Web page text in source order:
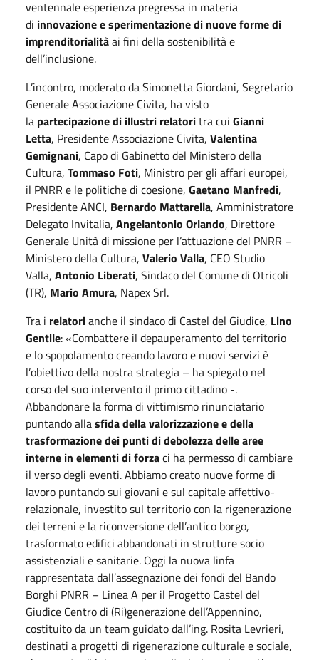
ventennale esperienza pregressa in materia
di innovazione e sperimentazione di nuove forme di
imprenditorialitàai fini della sostenibilità e
dell’inclusione.
L’incontro, moderato da Simonetta Giordani, Segretario
Generale Associazione Civita, ha visto
la partecipazione di illustri relatoritra cui Gianni
Letta, Presidente Associazione Civita, Valentina
Gemignani, Capo di Gabinetto del Ministero della
Cultura, Tommaso Foti, Ministro per gli affari europei,
il PNRR e le politiche di coesione, Gaetano Manfredi,
Presidente ANCI, Bernardo Mattarella, Amministratore
Delegato Invitalia, Angelantonio Orlando, Direttore
Generale Unità di missione per l’attuazione del PNRR –
Ministero della Cultura, Valerio Valla, CEO Studio
Valla, Antonio Liberati, Sindaco del Comune di Otricoli
(TR), Mario Amura, Napex Srl.
Tra i relatorianche il sindaco di Castel del Giudice, Lino
Gentile: «Combattere il depauperamento del territorio
e lo spopolamento creando lavoro e nuovi servizi è
l’obiettivo della nostra strategia – ha spiegato nel
corso del suo intervento il primo cittadino -.
Abbandonare la forma di vittimismo rinunciatario
puntando allasfida della valorizzazione e della
trasformazione dei punti di debolezza delle aree
interne in elementi di forzaci ha permesso di cambiare
il verso degli eventi. Abbiamo creato nuove forme di
lavoro puntando sui giovani e sul capitale affettivo-
relazionale, investito sul territorio con la rigenerazione
dei terreni e la riconversione dell’antico borgo,
trasformato edifici abbandonati in strutture socio
assistenziali e sanitarie. Oggi la nuova linfa
rappresentata dall’assegnazione dei fondi del Bando
Borghi PNRR – Linea A per il Progetto Castel del
Giudice Centro di (Ri)generazione dell’Appennino,
costituito da un team guidato dall’ing. Rosita Levrieri,
destinati a progetti di rigenerazione culturale e sociale,